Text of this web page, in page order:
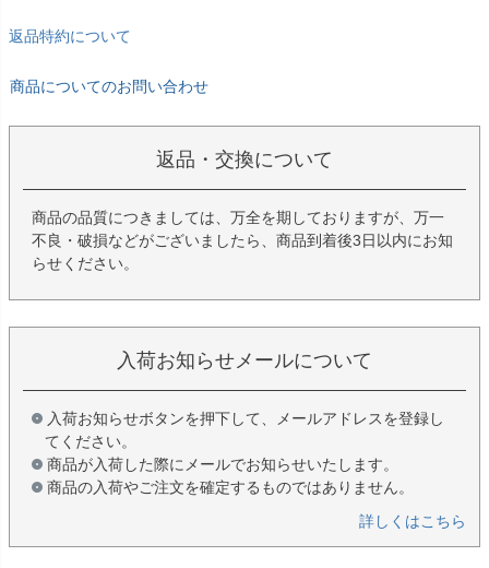
返品特約について
商品についてのお問い合わせ
返品・交換について
商品の品質につきましては、万全を期しておりますが、万一
不良・破損などがございましたら、商品到着後3日以内にお知
らせください。
入荷お知らせメールについて
入荷お知らせボタンを押下して、メールアドレスを登録し
てください。
商品が入荷した際にメールでお知らせいたします。
商品の入荷やご注文を確定するものではありません。
詳しくはこちら